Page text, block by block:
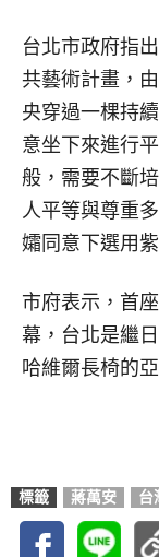
台北市政府指
共藝術計畫，
央穿過一棵持
意坐下來進行
般，需要不斷
人平等與尊重
孀同意下選用
市府表示，首
幕，台北是繼
哈維爾長椅的
標籤 蔣萬安 台